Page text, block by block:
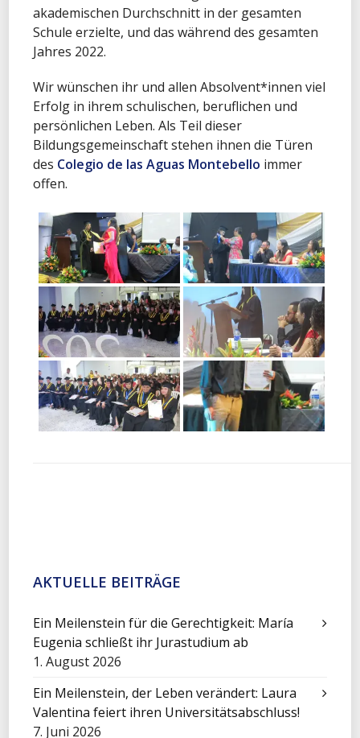
akademischen Durchschnitt in der gesamten
Schule erzielte, und das während des gesamten
Jahres 2022.
Wir wünschen ihr und allen Absolvent*innen viel
Erfolg in ihrem schulischen, beruflichen und
persönlichen Leben. Als Teil dieser
Bildungsgemeinschaft stehen ihnen die Türen
des Colegio de las Aguas Montebello immer
offen.
AKTUELLE BEITRÄGE
Ein Meilenstein für die Gerechtigkeit: María
Eugenia schließt ihr Jurastudium ab
1. August 2026
Ein Meilenstein, der Leben verändert: Laura
Valentina feiert ihren Universitätsabschluss!
7. Juni 2026